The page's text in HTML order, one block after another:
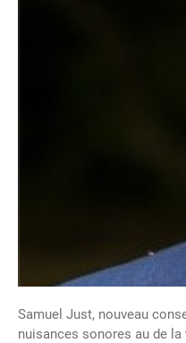
Samuel Just, nouveau
nuisances sonores au de